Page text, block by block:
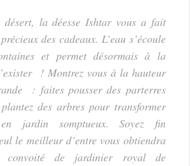
la déesse Ishtar vous a fait
des cadeaux. L’eau s’écoule
et permet désormais à la
! Montrez vous à la hauteur
: faites pousser des parterres
des arbres pour transformer
jardin somptueux. Soyez fin
le meilleur d’entre vous obtiendra
de jardinier royal de